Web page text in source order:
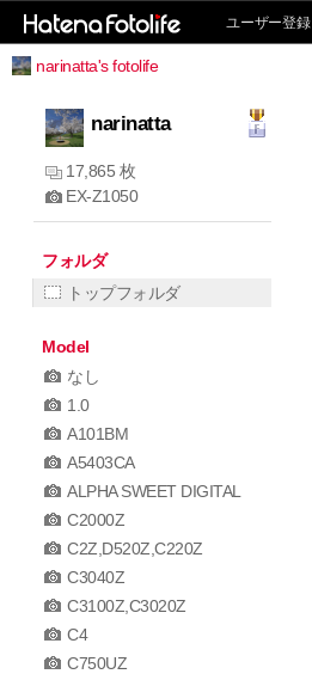
ユーザー登録
narinatta's fotolife
narinatta
17,865 枚
EX-Z1050
フォルダ
トップフォルダ
Model
なし
1.0
A101BM
A5403CA
ALPHA SWEET DIGITAL
C2000Z
C2Z,D520Z,C220Z
C3040Z
C3100Z,C3020Z
C4
C750UZ